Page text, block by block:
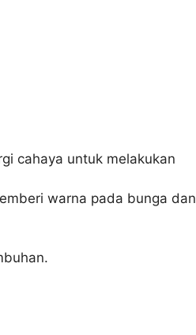
cahaya untuk melakukan
warna pada bunga dan